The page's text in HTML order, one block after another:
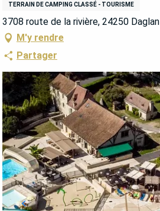
TERRAIN DE CAMPING CLASSÉ - TOURISME
3708 route de la rivière, 24250 Daglan
M'y rendre
Partager